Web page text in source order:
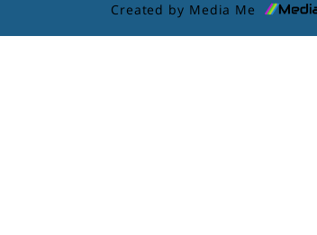
Created by Media Me